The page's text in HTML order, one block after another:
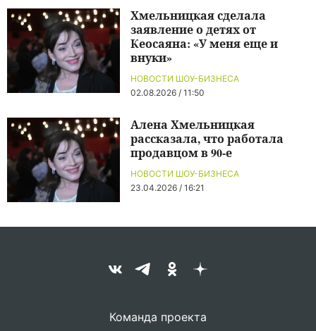
НОВОСТИ ШОУ-БИЗНЕСА
02.08.2026 / 11:50
Хмельницкая сделала
заявление о детях от
Кеосаяна: «У меня еще и
внуки»
НОВОСТИ ШОУ-БИЗНЕСА
23.04.2026 / 16:21
Алена Хмельницкая
рассказала, что работала
продавцом в 90-е
Команда проекта